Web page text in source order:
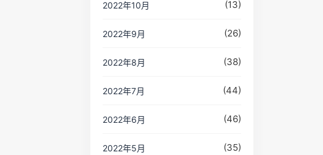
2022年10月 (13)
2022年9月 (26)
2022年8月 (38)
2022年7月 (44)
2022年6月 (46)
2022年5月 (35)